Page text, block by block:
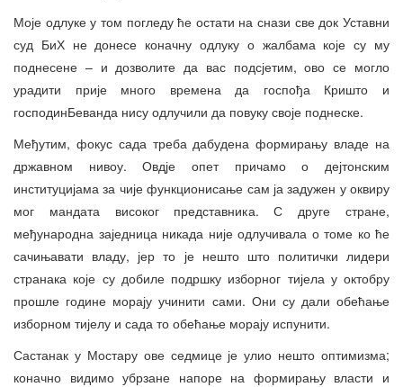
Моје одлуке у том погледу ће остати на снази све док Уставни
суд БиХ не донесе коначну одлуку о жалбама које су му
поднесене – и дозволите да вас подсјетим, ово се могло
урадити прије много времена да госпођа Кришто и
господинБеванда нису одлучили да повуку своје поднеске.
Међутим, фокус сада треба дабудена формирању владе на
државном нивоу. Овдје опет причамо о дејтонским
институцијама за чије функционисање сам ја задужен у оквиру
мог мандата високог представника. С друге стране,
међународна заједница никада није одлучивала о томе ко ће
сачињавати владу, јер то је нешто што политички лидери
странака које су добиле подршку изборног тијела у октобру
прошле године морају учинити сами. Они су дали обећање
изборном тијелу и сада то обећање морају испунити.
Састанак у Мостару ове седмице је улио нешто оптимизма;
коначно видимо убрзане напоре на формирању власти и